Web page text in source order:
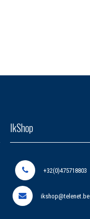
IkShop
+32(0)475718803
ikshop@telenet.be